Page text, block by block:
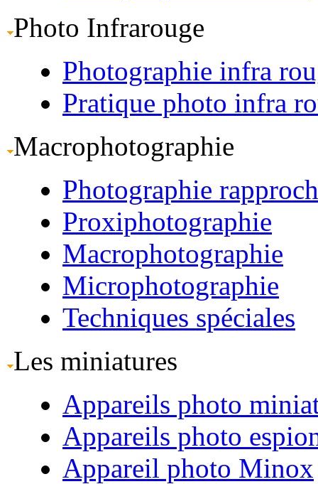
Photo Infrarouge
Photographie infra
Pratique photo infra
Macrophotographie
Photographie
Proxiphotographie
Macrophotographie
Microphotographie
Techniques spéciales
Les miniatures
Appareils photo
Appareils photo
Appareil photo Minox